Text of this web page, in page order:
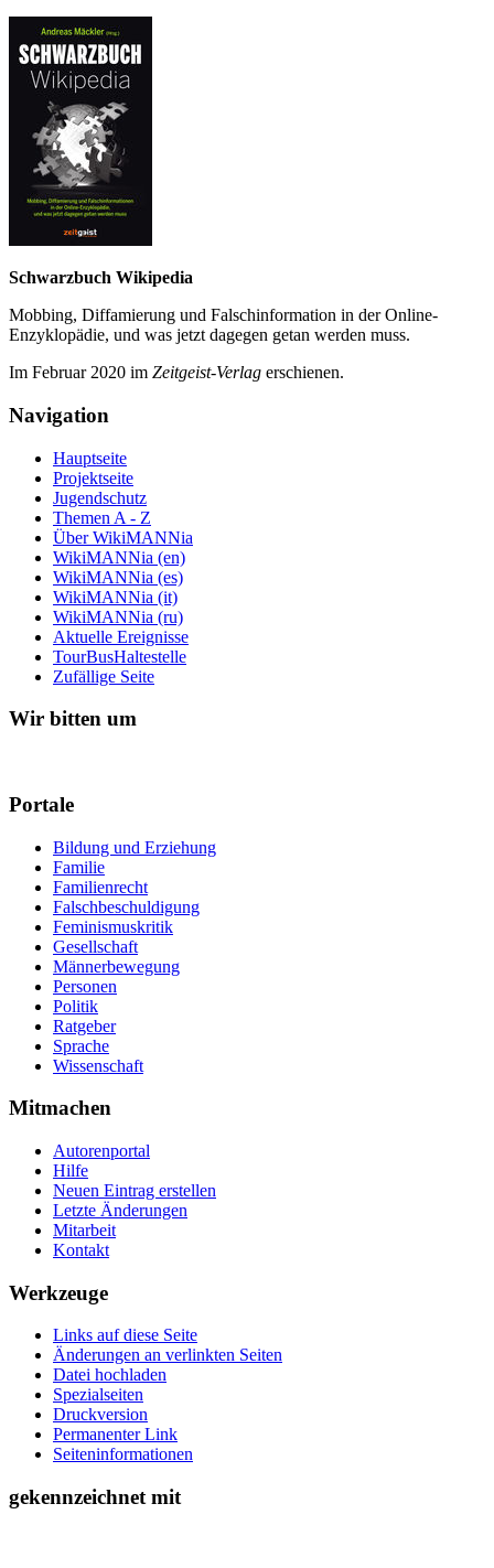
Schwarzbuch Wikipedia
Mobbing, Diffamierung und Falsch­information in der Online-
Enzyklo­pädie, und was jetzt da­gegen getan werden muss.
Im Februar 2020 im Zeit­geist-Verlag erschienen.
Navigation
Hauptseite
Projektseite
Jugendschutz
Themen A - Z
Über WikiMANNia
WikiMANNia (en)
WikiMANNia (es)
WikiMANNia (it)
WikiMANNia (ru)
Aktuelle Ereignisse
TourBusHaltestelle
Zufällige Seite
Wir bitten um
Portale
Bildung und Erziehung
Familie
Familienrecht
Falschbeschuldigung
Feminismuskritik
Gesellschaft
Männerbewegung
Personen
Politik
Ratgeber
Sprache
Wissenschaft
Mitmachen
Autorenportal
Hilfe
Neuen Eintrag erstellen
Letzte Änderungen
Mitarbeit
Kontakt
Werkzeuge
Links auf diese Seite
Änderungen an verlinkten Seiten
Datei hochladen
Spezialseiten
Druckversion
Permanenter Link
Seiten­­informationen
gekennzeichnet mit